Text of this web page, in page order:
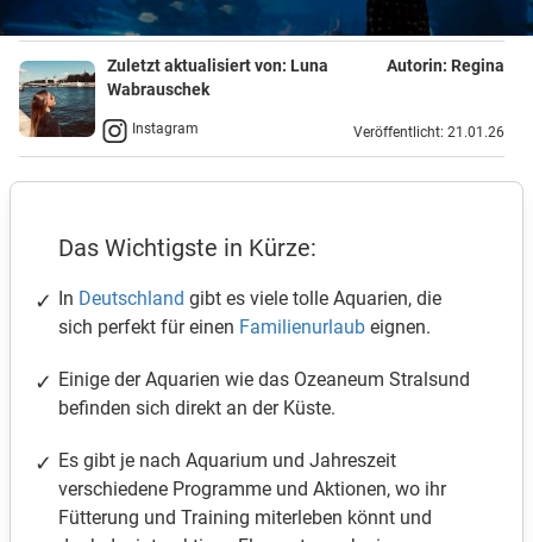
Autorin: Regina
Zuletzt aktualisiert von: Luna
Wabrauschek
Instagram Veröffentlicht: 21.01.26
Das Wichtigste in Kürze:
In Deutschland gibt es viele tolle Aquarien, die
sich perfekt für einen Familienurlaub eignen.
Einige der Aquarien wie das Ozeaneum Stralsund
befinden sich direkt an der Küste.
Es gibt je nach Aquarium und Jahreszeit
verschiedene Programme und Aktionen, wo ihr
Fütterung und Training miterleben könnt und